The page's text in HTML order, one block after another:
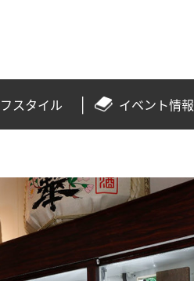
スタイル イベント情報